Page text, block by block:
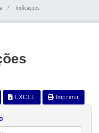
Indicações
EXCEL Imprimir